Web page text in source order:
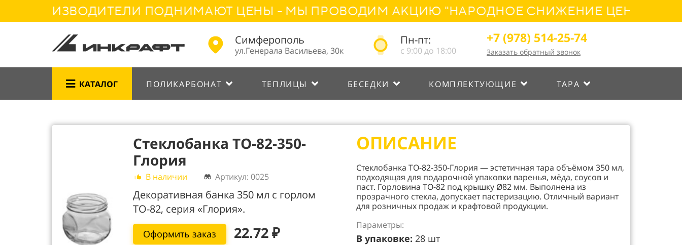
ПОДНИМАЮТ ЦЕНЫ - МЫ ПРОВОДИМ АКЦИЮ "НАРОДНОЕ СНИЖЕНИЕ ЦЕН! УСПЕЙТЕ
Симферополь
ул.Генерала Васильева, 30к
Пн-пт:
с 9:00 до 18:00
+7 (978) 514-25-74
Заказать обратный звонок
КАТАЛОГ ПОЛИКАРБОНАТ ТЕПЛИЦЫ БЕСЕДКИ КОМПЛЕКТУЮЩИЕ ТАРА
Стеклобанка ТО-82-350-
Глория
В наличии Артикул: 0025
Декоративная банка 350 мл с горлом
ТО-82, серия «Глория».
Оформить заказ 22.72 ₽
ОПИСАНИЕ
Стеклобанка ТО-82-350-Глория — эстетичная тара объёмом 350 мл,
подходящая для подарочной упаковки варенья, мёда, соусов и
паст. Горловина ТО-82 под крышку Ø82 мм. Выполнена из
прозрачного стекла, допускает пастеризацию. Отличный вариант
для розничных продаж и крафтовой продукции.
Параметры:
В упаковке: 28 шт